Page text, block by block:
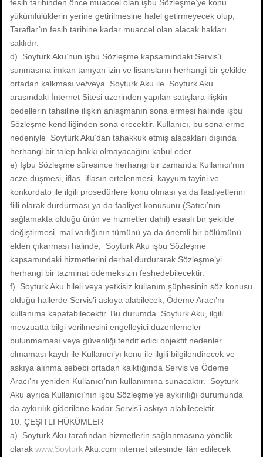
fesih tarihinden önce muaccel olan işbu Sözleşme’ye konu
yükümlülüklerin yerine getirilmesine halel getirmeyecek olup,
Taraflar’ın fesih tarihine kadar muaccel olan alacak hakları
saklıdır.
d) Soyturk Aku’nun işbu Sözleşme kapsamındaki Servis’i
sunmasına imkan tanıyan izin ve lisansların herhangi bir şekilde
ortadan kalkması ve/veya Soyturk Aku ile Soyturk Aku
arasındaki İnternet Sitesi üzerinden yapılan satışlara ilişkin
bedellerin tahsiline ilişkin anlaşmanın sona ermesi halinde işbu
Sözleşme kendiliğinden sona erecektir. Kullanıcı, bu sona erme
nedeniyle Soyturk Aku’dan tahakkuk etmiş alacakları dışında
herhangi bir talep hakkı olmayacağını kabul eder.
e) İşbu Sözleşme süresince herhangi bir zamanda Kullanıcı’nın
acze düşmesi, iflas, iflasın ertelenmesi, kayyum tayini ve
konkordato ile ilgili prosedürlere konu olması ya da faaliyetlerini
fiili olarak durdurması ya da faaliyet konusunu (Satıcı’nın
sağlamakta olduğu ürün ve hizmetler dahil) esaslı bir şekilde
değiştirmesi, mal varlığının tümünü ya da önemli bir bölümünü
elden çıkarması halinde, Soyturk Aku işbu Sözleşme
kapsamındaki hizmetlerini derhal durdurarak Sözleşme’yi
herhangi bir tazminat ödemeksizin feshedebilecektir.
f) Soyturk Aku hileli veya yetkisiz kullanım şüphesinin söz konusu
olduğu hallerde Servis’i askıya alabilecek, Ödeme Aracı’nı
kullanıma kapatabilecektir. Bu durumda Soyturk Aku, ilgili
mevzuatta bilgi verilmesini engelleyici düzenlemeler
bulunmaması veya güvenliği tehdit edici objektif nedenler
olmaması kaydı ile Kullanıcı’yı konu ile ilgili bilgilendirecek ve
askıya alınma sebebi ortadan kalktığında Servis ve Ödeme
Aracı’nı yeniden Kullanıcı’nın kullanımına sunacaktır. Soyturk
Aku ayrıca Kullanıcı’nın işbu Sözleşme’ye aykırılığı durumunda
da aykırılık giderilene kadar Servis’i askıya alabilecektir.
10. ÇEŞİTLİ HÜKÜMLER
a) Soyturk Aku tarafından hizmetlerin sağlanmasına yönelik
olarakwww.SoyturkAku.com internet sitesinde ilân edilecek